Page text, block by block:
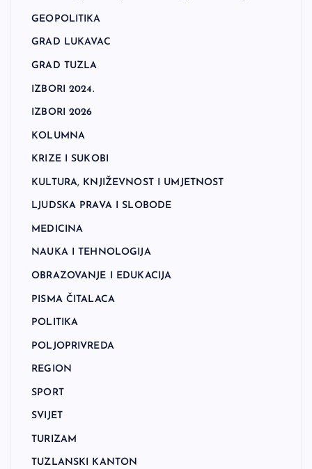
GEOPOLITIKA
GRAD LUKAVAC
GRAD TUZLA
IZBORI 2024.
IZBORI 2026
KOLUMNA
KRIZE I SUKOBI
KULTURA, KNJIŽEVNOST I UMJETNOST
LJUDSKA PRAVA I SLOBODE
MEDICINA
NAUKA I TEHNOLOGIJA
OBRAZOVANJE I EDUKACIJA
PISMA ČITALACA
POLITIKA
POLJOPRIVREDA
REGION
SPORT
SVIJET
TURIZAM
TUZLANSKI KANTON